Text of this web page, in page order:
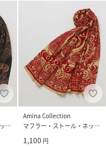
マフラー・ストール・ネックウォーマー
Amina Collection
マフラー・ストール・ネックウォーマー
1,100 円